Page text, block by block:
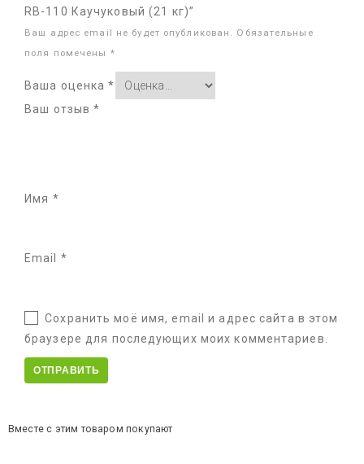
RB-110 Каучуковый (21 кг)”
Ваш адрес email не будет опубликован. Обязательные
поля помечены *
Ваша оценка*
Ваш отзыв*
Имя *
Email *
Сохранить моё имя, email и адрес сайта в этом
браузере для последующих моих комментариев.
Вместе с этим товаром покупают